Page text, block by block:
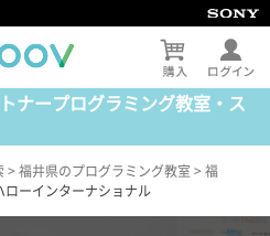
ナープログラミング教室・ス
> 福井県のプログラミング教室 > 福
ローインターナショナル